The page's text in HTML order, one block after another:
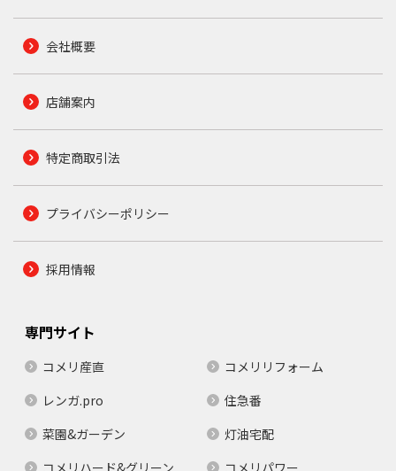
会社概要
店舗案内
特定商取引法
プライバシーポリシー
採用情報
専門サイト
コメリ産直
コメリリフォーム
レンガ.pro
住急番
菜園&ガーデン
灯油宅配
コメリハード&グリーン
コメリパワー